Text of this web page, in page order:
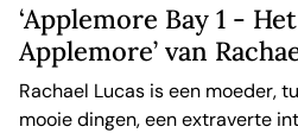
‘Applemore Bay 1 -
Applemore’ van
Rachael Lucas is een moeder,
mooie dingen, een extraverte